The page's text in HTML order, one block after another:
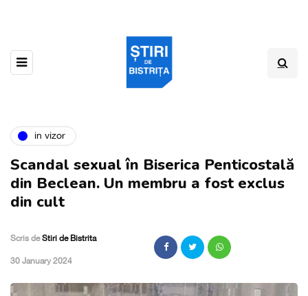
in vizor
Scandal sexual în Biserica Penticostală
din Beclean. Un membru a fost exclus
din cult
Scris deStiri de Bistrita
,30 January 2024